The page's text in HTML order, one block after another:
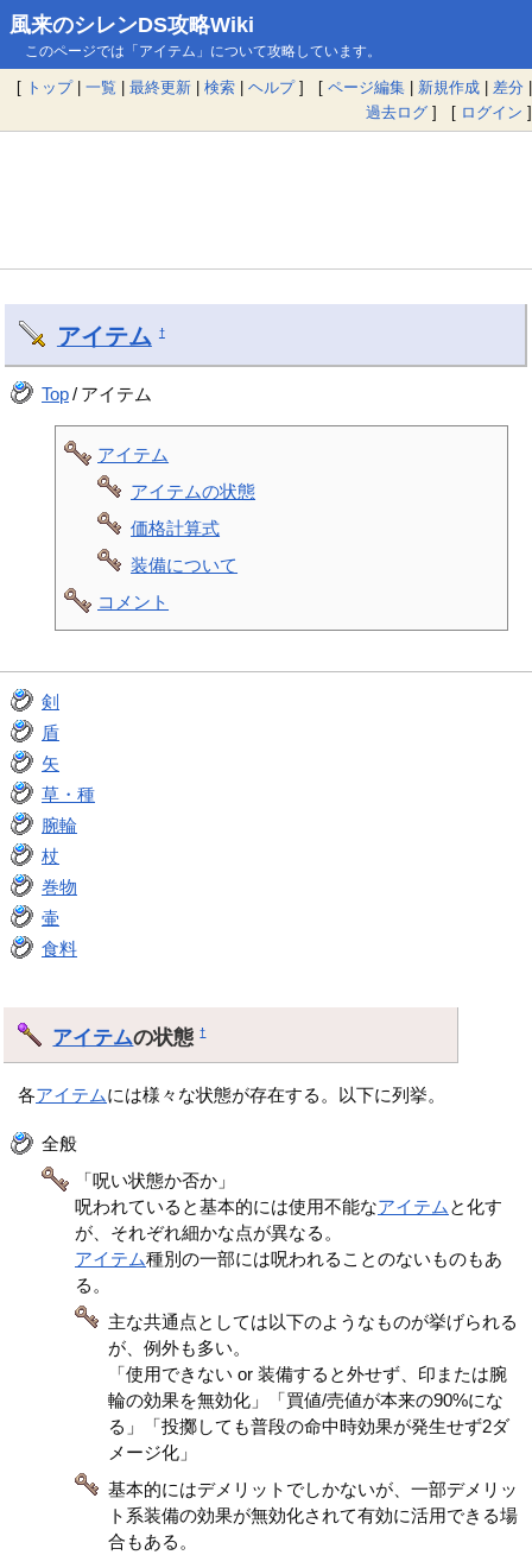
風来のシレンDS攻略Wiki
このページでは「アイテム」について攻略しています。
[ トップ| 一覧 | 最終更新 | 検索 | ヘルプ] [ ページ編集 | 新規作成 | 差分 |
過去ログ ] [ ログイン ]
アイテム †
Top/ アイテム
アイテム
アイテムの状態
価格計算式
装備について
コメント
剣
盾
矢
草・種
腕輪
杖
巻物
壷
食料
アイテムの状態†
各アイテムには様々な状態が存在する。以下に列挙。
全般
「呪い状態か否か」
呪われていると基本的には使用不能なアイテム と化す
が、それぞれ細かな点が異なる。
アイテム種別の一部には呪われることのないものもあ
る。
主な共通点としては以下のようなものが挙げられる
が、例外も多い。
「使用できない or 装備すると外せず、印または腕
輪の効果を無効化」「買値/売値が本来の90%にな
る」「投擲しても普段の命中時効果が発生せず2ダ
メージ化」
基本的にはデメリットでしかないが、一部デメリッ
ト系装備の効果が無効化されて有効に活用できる場
合もある。